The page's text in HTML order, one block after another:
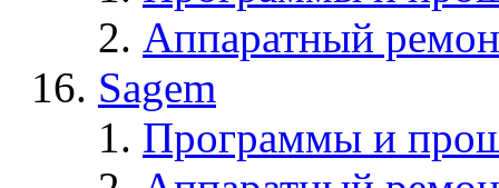
Аппаратный
Sagem
Программы и